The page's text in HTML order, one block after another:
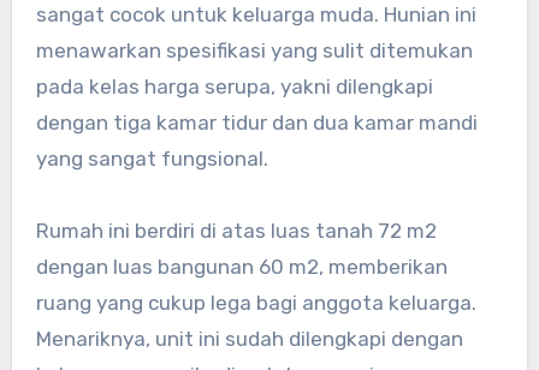
sangat cocok untuk keluarga muda. Hunian ini
menawarkan spesifikasi yang sulit ditemukan
pada kelas harga serupa, yakni dilengkapi
dengan tiga kamar tidur dan dua kamar mandi
yang sangat fungsional.
Rumah ini berdiri di atas luas tanah 72 m2
dengan luas bangunan 60 m2, memberikan
ruang yang cukup lega bagi anggota keluarga.
Menariknya, unit ini sudah dilengkapi dengan